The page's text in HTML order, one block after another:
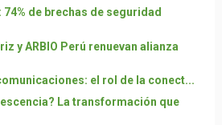
74% de brechas de seguridad
y ARBIO Perú renuevan alianza
el rol de la conect...
La transformación que